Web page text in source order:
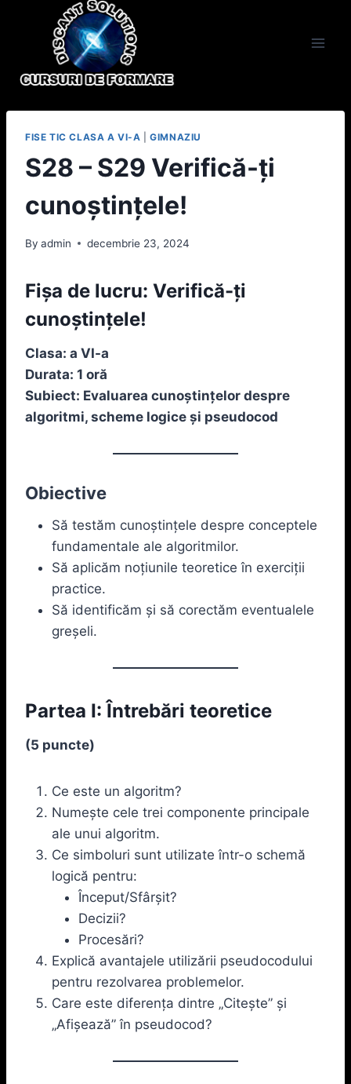
FISE TIC CLASA A VI-A |GIMNAZIU
S28 – S29 Verifică-ți
cunoștințele!
By admin decembrie 23, 2024
Fișa de lucru: Verifică-ți
cunoștințele!
Clasa: a VI-a
Durata: 1 oră
Subiect: Evaluarea cunoștințelor despre
algoritmi, scheme logice și pseudocod
Obiective
Să testăm cunoștințele despre conceptele
fundamentale ale algoritmilor.
Să aplicăm noțiunile teoretice în exerciții
practice.
Să identificăm și să corectăm eventualele
greșeli.
Partea I: Întrebări teoretice
(5 puncte)
Ce este un algoritm?
Numește cele trei componente principale
ale unui algoritm.
Ce simboluri sunt utilizate într-o schemă
logică pentru:
Început/Sfârșit?
Decizii?
Procesări?
Explică avantajele utilizării pseudocodului
pentru rezolvarea problemelor.
Care este diferența dintre „Citește” și
„Afișează” în pseudocod?